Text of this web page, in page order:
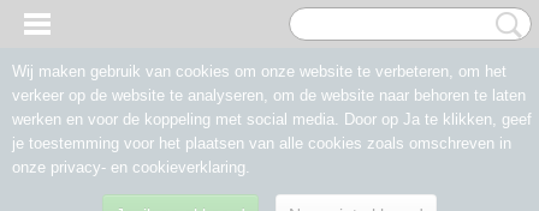
Wij maken gebruik van cookies om onze website te verbeteren, om het
verkeer op de website te analyseren, om de website naar behoren te laten
werken en voor de koppeling met social media. Door op Ja te klikken, geef
je toestemming voor het plaatsen van alle cookies zoals omschreven in
onze privacy- en cookieverklaring.